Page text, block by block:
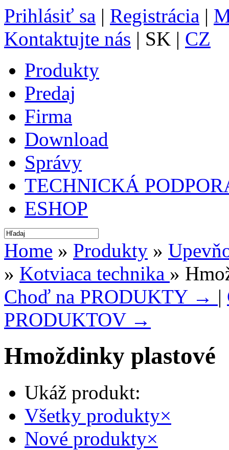
Prihlásiť sa | Registrácia |
Kontaktujte nás | SK | CZ
Produkty
Predaj
Firma
Download
Správy
TECHNICKÁ
ESHOP
Home » Produkty »
» Kotviaca technika »
Choď na PRODUKTY → |
PRODUKTOV →
Hmoždinky plastové
Ukáž produkt:
Všetky produkty×
Nové produkty×